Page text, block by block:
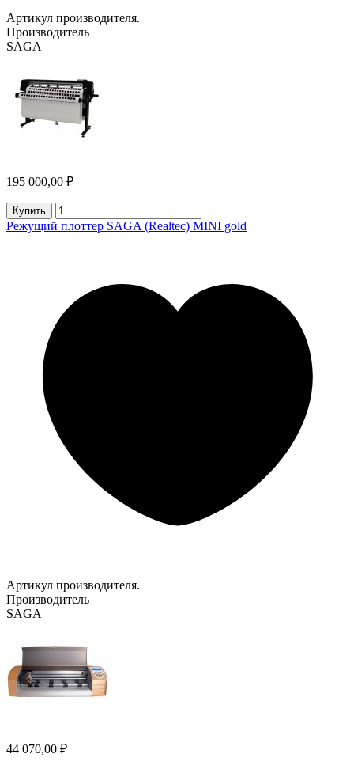
Артикул производителя.
Производитель
SAGA
195 000,00 ₽
Купить
Режущий плоттер SAGA (Realtec) MINI gold
Артикул производителя.
Производитель
SAGA
44 070,00 ₽